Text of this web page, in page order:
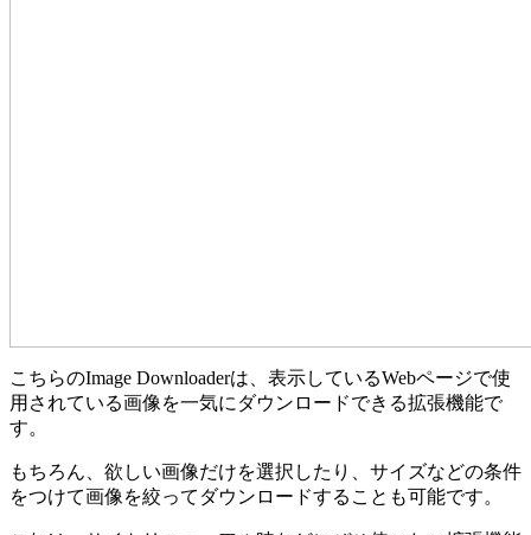
こちらのImage Downloaderは、表示しているWebページで使
用されている画像を一気にダウンロードできる拡張機能で
す。
もちろん、欲しい画像だけを選択したり、サイズなどの条件
をつけて画像を絞ってダウンロードすることも可能です。